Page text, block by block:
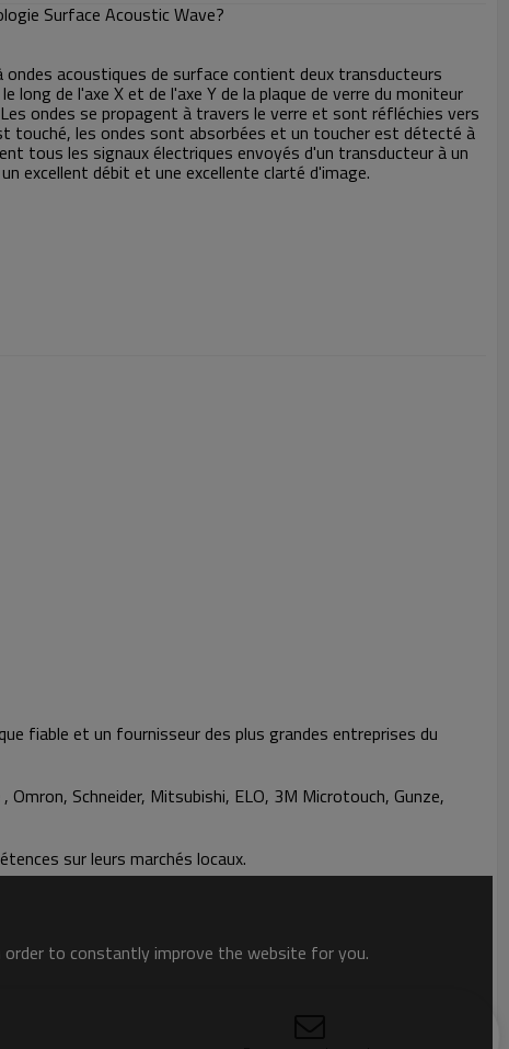
Surface Acoustic Wave?
acoustiques de surface contient deux transducteurs
long de l'axe X et de l'axe Y de la plaque de verre du moniteur
ondes se propagent à travers le verre et sont réfléchies vers
touché, les ondes sont absorbées et un toucher est détecté à
tous les signaux électriques envoyés d'un transducteur à un
excellent débit et une excellente clarté d'image.
fiable et un fournisseur des plus grandes entreprises du
, Omron, Schneider, Mitsubishi, ELO, 3M Microtouch, Gunze,
sur leurs marchés locaux.
order to constantly improve the website for you.